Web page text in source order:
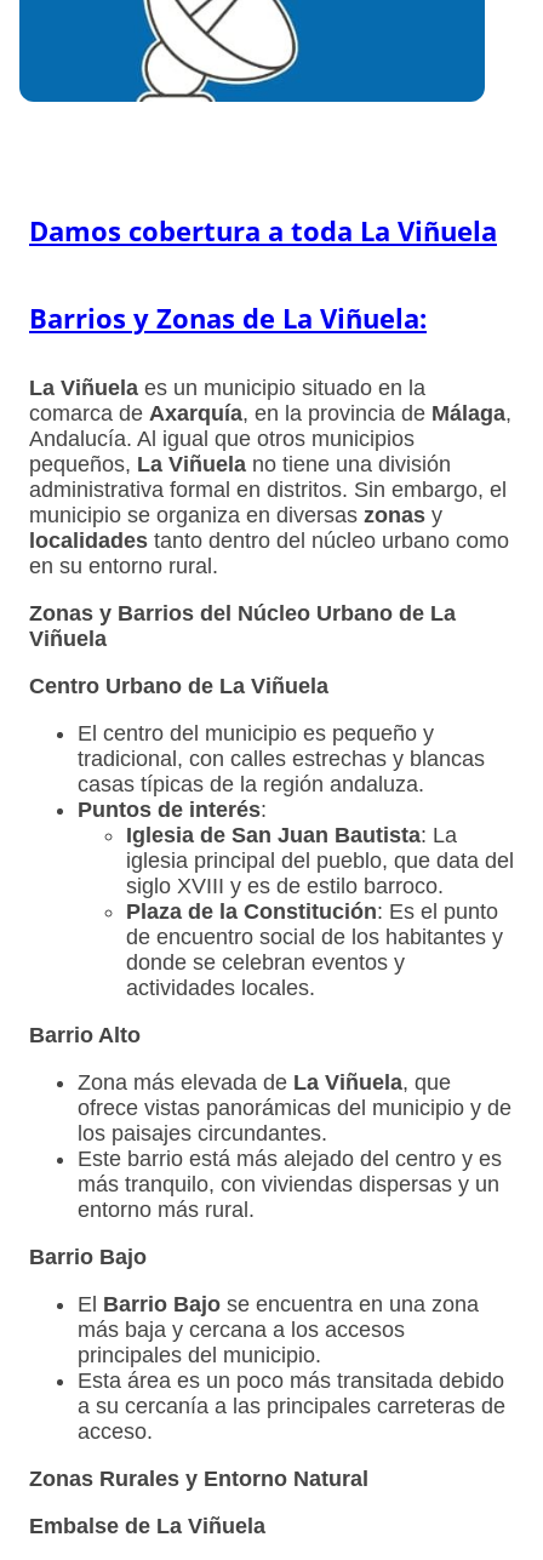
Damos cobertura a toda La Viñuela
Barrios y Zonas de La Viñuela:
La Viñuela es un municipio situado en la
comarca de Axarquía, en la provincia de Málaga,
Andalucía. Al igual que otros municipios
pequeños, La Viñuela no tiene una división
administrativa formal en distritos. Sin embargo, el
municipio se organiza en diversas zonas y
localidades tanto dentro del núcleo urbano como
en su entorno rural.
Zonas y Barrios del Núcleo Urbano de La
Viñuela
Centro Urbano de La Viñuela
El centro del municipio es pequeño y
tradicional, con calles estrechas y blancas
casas típicas de la región andaluza.
Puntos de interés:
Iglesia de San Juan Bautista: La
iglesia principal del pueblo, que data del
siglo XVIII y es de estilo barroco.
Plaza de la Constitución: Es el punto
de encuentro social de los habitantes y
donde se celebran eventos y
actividades locales.
Barrio Alto
Zona más elevada de La Viñuela, que
ofrece vistas panorámicas del municipio y de
los paisajes circundantes.
Este barrio está más alejado del centro y es
más tranquilo, con viviendas dispersas y un
entorno más rural.
Barrio Bajo
El Barrio Bajo se encuentra en una zona
más baja y cercana a los accesos
principales del municipio.
Esta área es un poco más transitada debido
a su cercanía a las principales carreteras de
acceso.
Zonas Rurales y Entorno Natural
Embalse de La Viñuela